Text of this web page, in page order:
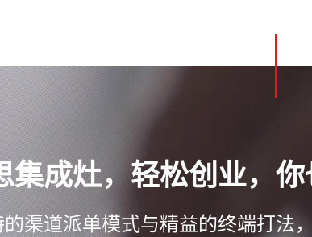
集成灶，轻松创业，你
渠道派单模式与精益的终端打法